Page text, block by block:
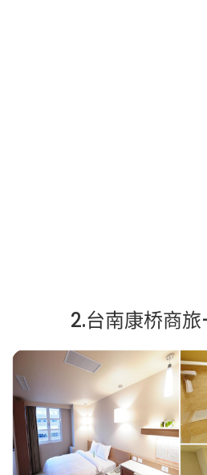
2.台南康桥商